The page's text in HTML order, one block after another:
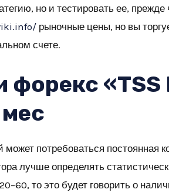
но и тестировать ее,
рыночные цены, но вы
счете.
форекс
мес
потребоваться постоянная
лучше определять
то это будет говорить о